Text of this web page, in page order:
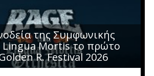
της Συμφωνικής
Mortis το πρώτο
R. Festival 2026